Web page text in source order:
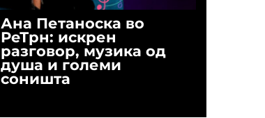
Ана Петаноска во
РеТрн: искрен
разговор, музика од
душа и големи
соништа